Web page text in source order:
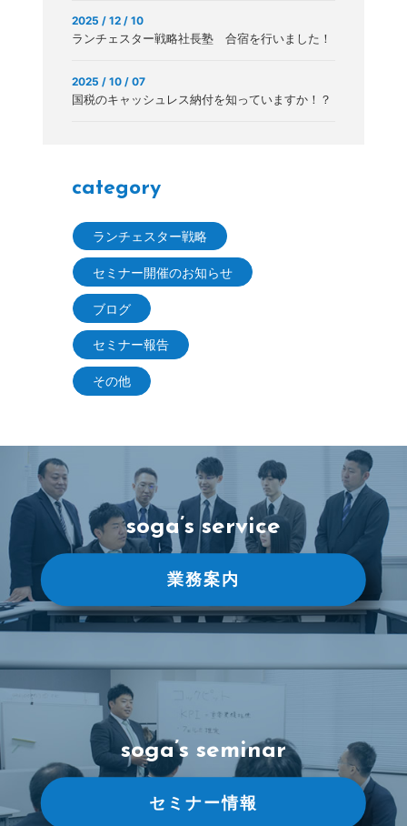
2025 / 12 / 10
ランチェスター戦略社長塾 合宿を行いました！
2025 / 10 / 07
国税のキャッシュレス納付を知っていますか！？
category
ランチェスター戦略
セミナー開催のお知らせ
ブログ
セミナー報告
その他
soga’s service
業務案内
soga’s seminar
セミナー情報